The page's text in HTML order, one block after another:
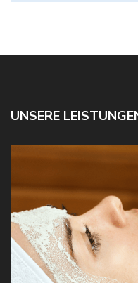
UNSERE